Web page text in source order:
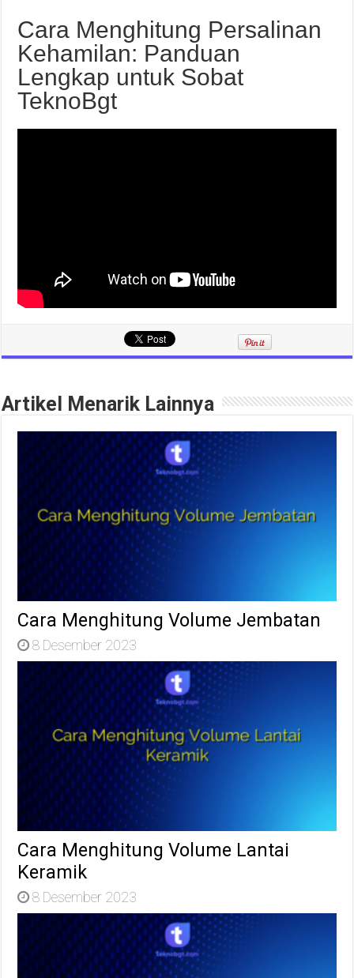
Cara Menghitung Persalinan
Kehamilan: Panduan
Lengkap untuk Sobat
TeknoBgt
Artikel Menarik Lainnya
Cara Menghitung Volume Jembatan
8 Desember 2023
Cara Menghitung Volume Lantai
Keramik
8 Desember 2023